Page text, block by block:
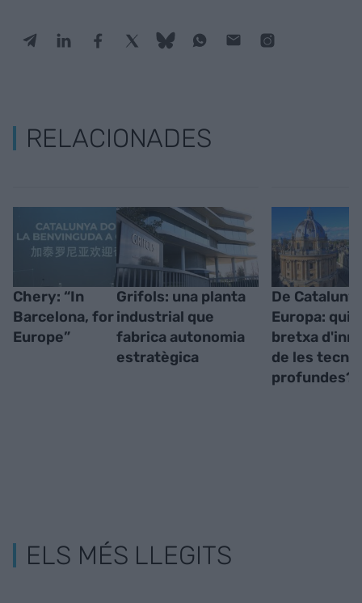
RELACIONADES
Chery: “In
Barcelona, for
Europe”
Grifols: una planta
industrial que
fabrica autonomia
estratègica
De
Europa:
bretxa
de les
profundes?
ELS MÉS LLEGITS